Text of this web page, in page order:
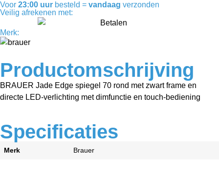
Voor 23:00 uur besteld = vandaag verzonden
Veilig afrekenen met:
Merk:
Productomschrijving
BRAUER Jade Edge spiegel 70 rond met zwart frame en
directe LED-verlichting met dimfunctie en touch-bediening
Specificaties
Merk Brauer